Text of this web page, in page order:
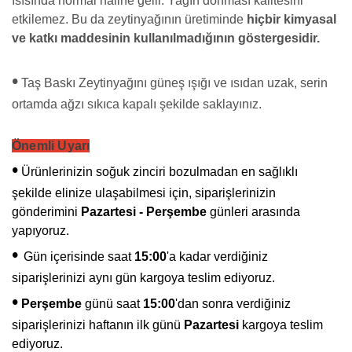
etkilemez. Bu da zeytinyağının üretiminde hiçbir kimyasal
ve katkı maddesinin kullanılmadığının göstergesidir.
• Taş Baskı Zeytinyağını güneş ışığı ve ısıdan uzak, serin
ortamda ağzı sıkıca kapalı şekilde saklayınız.
Önemli Uyarı
• Ürünlerinizin soğuk zinciri bozulmadan en sağlıklı
şekilde elinize ulaşabilmesi için, siparişlerinizin
gönderimini Pazartesi - Perşembe günleri arasında
yapıyoruz.
• Gün içerisinde saat 15:00'a kadar verdiğiniz
siparişlerinizi aynı gün kargoya teslim ediyoruz.
• Perşembe günü saat15:00'dan sonra verdiğiniz
siparişlerinizi haftanın ilk günü Pazartesi kargoya teslim
ediyoruz.